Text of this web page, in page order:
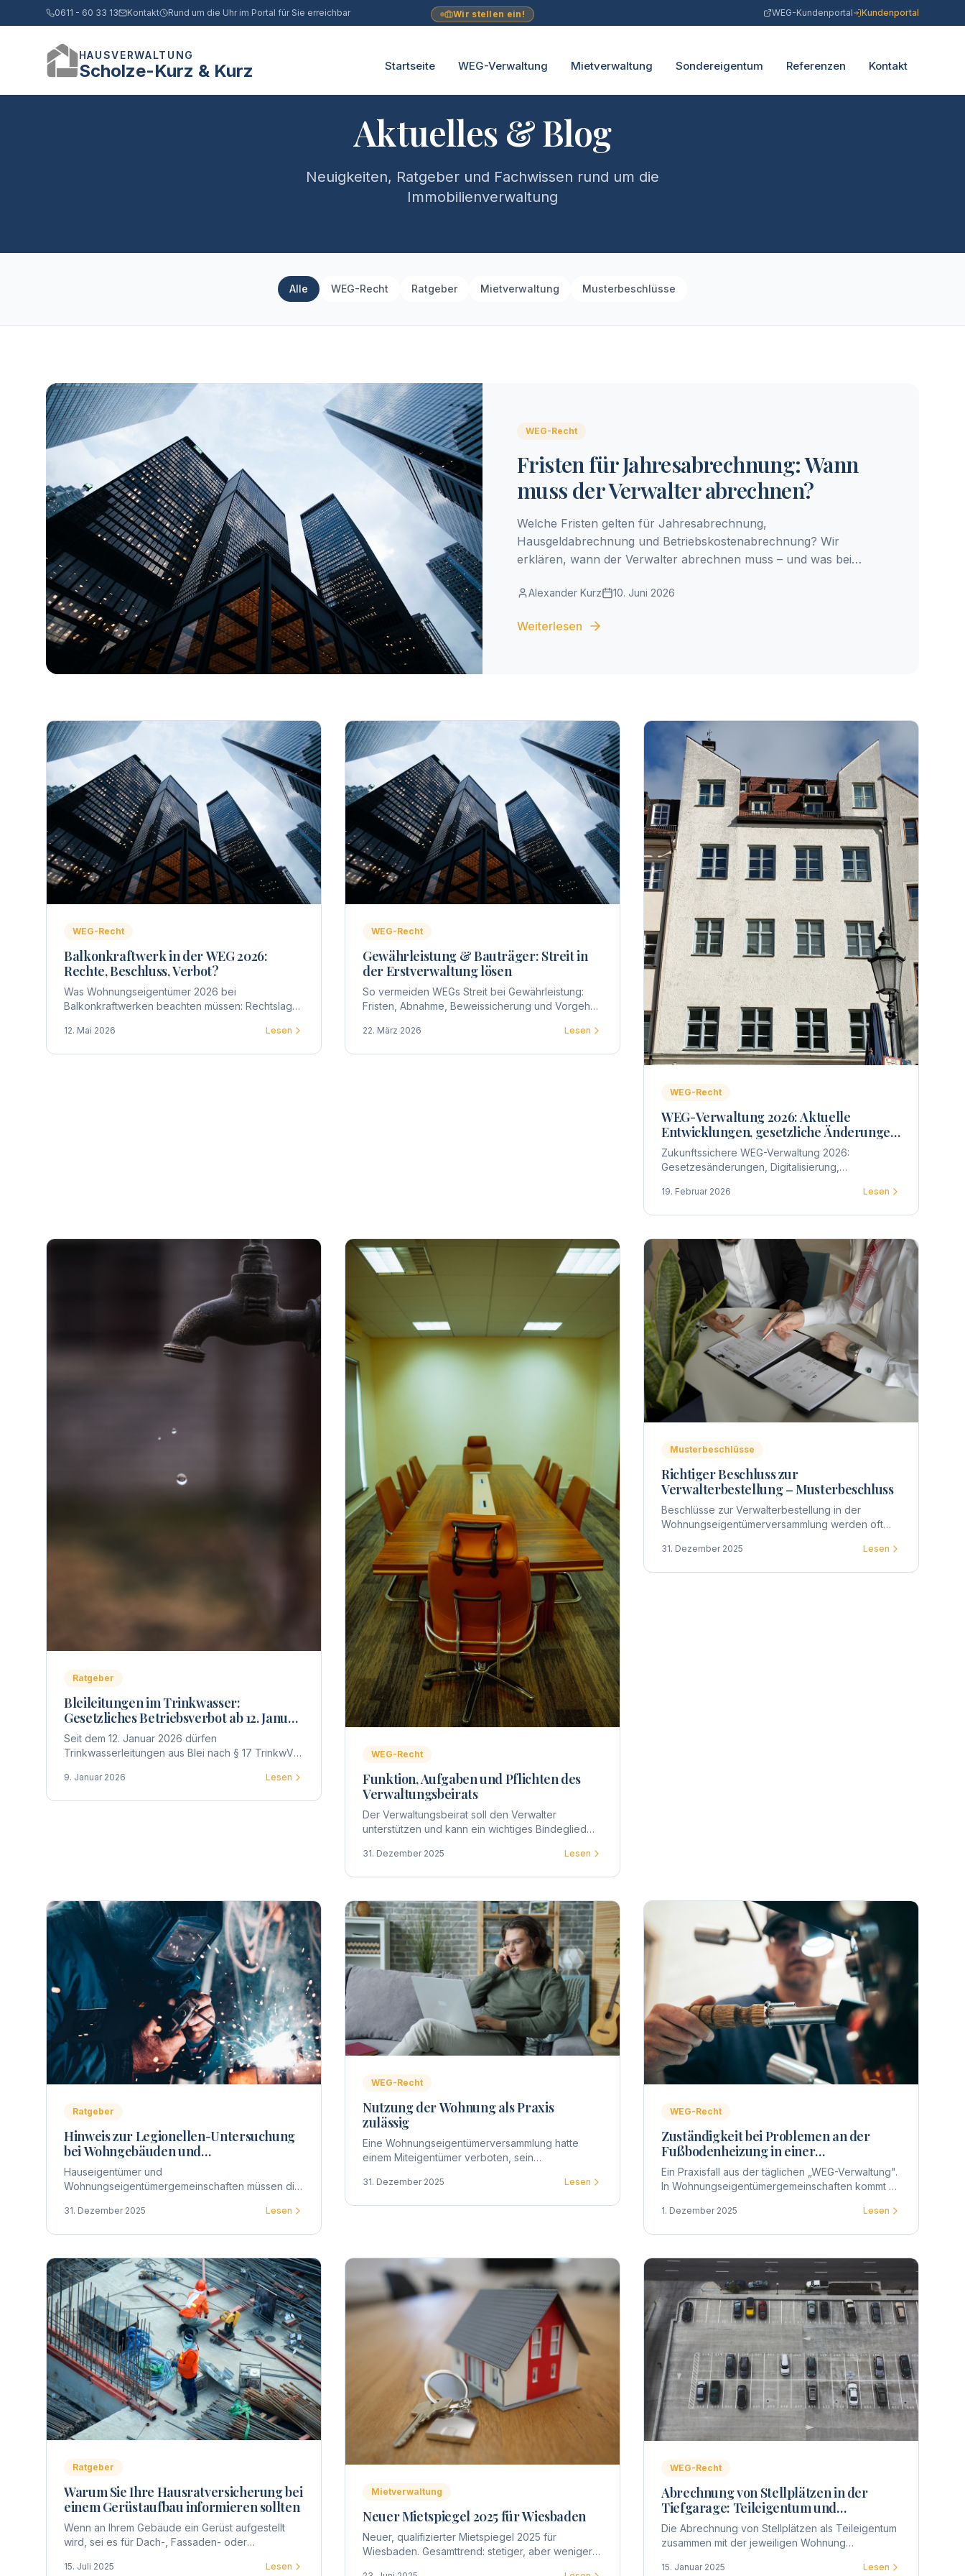
0611 - 60 33 13 Kontakt Rund um die Uhr im Portal für Sie erreichbar Wir stellen ein! WEG-Kundenportal Kundenportal
HAUSVERWALTUNG
Scholze-Kurz & Kurz Startseite WEG-Verwaltung Mietverwaltung Sondereigentum Referenzen Kontakt
Aktuelles & Blog
Neuigkeiten, Ratgeber und Fachwissen rund um die
Immobilienverwaltung
Alle WEG-Recht Ratgeber Mietverwaltung Musterbeschlüsse
WEG-Recht
Fristen für Jahresabrechnung: Wann
muss der Verwalter abrechnen?
Welche Fristen gelten für Jahresabrechnung,
Hausgeldabrechnung und Betriebskostenabrechnung? Wir
erklären, wann der Verwalter abrechnen muss – und was bei
Alexander Kurz 10. Juni 2026
Weiterlesen
WEG-Recht
Balkonkraftwerk in der WEG 2026:
Rechte, Beschluss, Verbot?
Was Wohnungseigentümer 2026 bei
Balkonkraftwerken beachten müssen: Rechtslage,
Praxis-Tipps und typische Streitpunkte.
12. Mai 2026 Lesen
WEG-Recht
Gewährleistung & Bauträger: Streit in
der Erstverwaltung lösen
So vermeiden WEGs Streit bei Gewährleistung:
Fristen, Abnahme, Beweissicherung und Vorgehen
Erstverwaltung.
22. März 2026 Lesen
WEG-Recht
WEG-Verwaltung 2026: Aktuelle
Entwicklungen, gesetzliche Änderungen
und praktische Auswirkungen für
Wohnungseigentümergemeinschaften
Zukunftssichere WEG-Verwaltung 2026:
Gesetzesänderungen, Digitalisierung,
welche Entwicklungen
19. Februar 2026 Lesen
Ratgeber
Bleileitungen im Trinkwasser:
Gesetzliches Betriebsverbot ab 12. Januar
2026 – Untersuchung und Bewertung
Seit dem 12. Januar 2026 dürfen
Trinkwasserleitungen aus Blei nach § 17 TrinkwV
Eigentümer, WEG und Vermieter bedeutet –
9. Januar 2026 Lesen
WEG-Recht
Funktion, Aufgaben und Pflichten des
Verwaltungsbeirats
Der Verwaltungsbeirat soll den Verwalter
unterstützen und kann ein wichtiges Bindeglied
Gesetzlich zwingend vorgeschrieben ist die Wahl
31. Dezember 2025 Lesen
Musterbeschlüsse
Richtiger Beschluss zur
Verwalterbestellung – Musterbeschluss
Beschlüsse zur Verwalterbestellung in der
Wohnungseigentümerversammlung werden oft
Musterbeschlüsse für verschiedene Szenarien.
31. Dezember 2025 Lesen
Ratgeber
Hinweis zur Legionellen-Untersuchung
bei Wohngebäuden und
Wohnungseigentümergemeinschaften
Hauseigentümer und
Wohnungseigentümergemeinschaften müssen die
untersuchen lassen. Hier erfahren Sie alles
31. Dezember 2025 Lesen
WEG-Recht
Nutzung der Wohnung als Praxis
zulässig
Eine Wohnungseigentümerversammlung hatte
einem Miteigentümer verboten, sein
nutzen. Das OLG Düsseldorf entschied anders.
31. Dezember 2025 Lesen
WEG-Recht
Zuständigkeit bei Problemen an der
Fußbodenheizung in einer
Wohnungseigentümergemeinschaft
Ein Praxisfall aus der täglichen „WEG-Verwaltung".
In Wohnungseigentümergemeinschaften kommt es
Defekte innerhalb einer Wohnung auftreten.
1. Dezember 2025 Lesen
Ratgeber
Warum Sie Ihre Hausratversicherung bei
einem Gerüstaufbau informieren sollten
Wenn an Ihrem Gebäude ein Gerüst aufgestellt
wird, sei es für Dach-, Fassaden- oder
Eigentümergemeinschaft, sondern auch jeden
15. Juli 2025 Lesen
Mietverwaltung
Neuer Mietspiegel 2025 für Wiesbaden
Neuer, qualifizierter Mietspiegel 2025 für
Wiesbaden. Gesamttrend: stetiger, aber weniger
WEG-Recht
Abrechnung von Stellplätzen in der
Tiefgarage: Teileigentum und
Sondereigentum in der WEG
Die Abrechnung von Stellplätzen als Teileigentum
zusammen mit der jeweiligen Wohnung
eine rechtssichere Vorgehensweise.
15. Januar 2025 Lesen